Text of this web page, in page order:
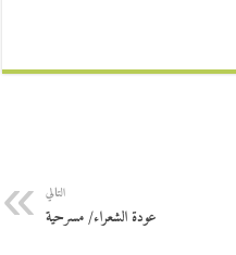
التالي
عودة الشعراء/ مسرحية